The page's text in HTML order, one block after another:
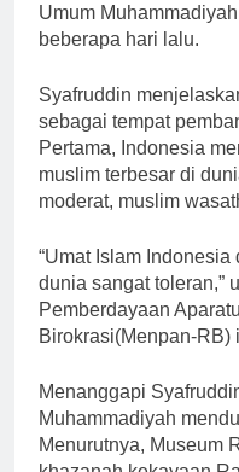
Umum
beberapa hari lalu.
Syafruddin
sebagai tempat
Pertama, Indonesia
muslim terbesar di
moderat, muslim
“Umat Islam
dunia sangat toleran,”
Pemberdayaan
Birokrasi(Menpan-RB)
Menanggapi
Muhammadiyah
Menurutnya, Museum